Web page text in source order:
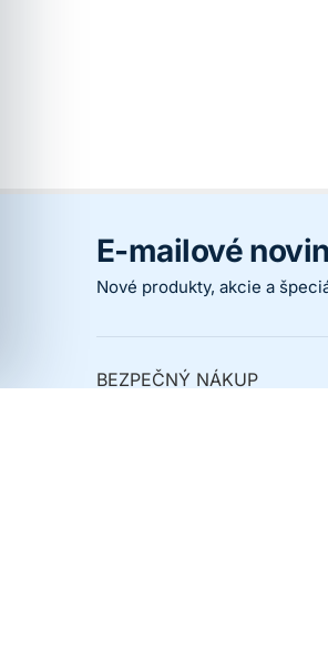
E-mailové
Nové produkty, akcie a
BEZPEČNÝ NÁKUP